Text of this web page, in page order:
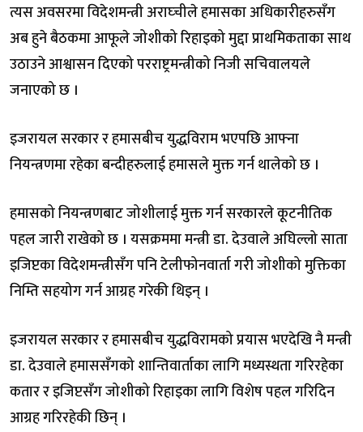
त्यस अवसरमा विदेशमन्त्री अराघ्चीले हमासका अधिकारीहरुसँग
अब हुने बैठकमा आफूले जोशीको रिहाइको मुद्दा प्राथमिकताका साथ
उठाउने आश्वासन दिएको परराष्ट्रमन्त्रीको निजी सचिवालयले
जनाएको छ ।
इजरायल सरकार र हमासबीच युद्धविराम भएपछि आफ्ना
नियन्त्रणमा रहेका बन्दीहरुलाई हमासले मुक्त गर्न थालेको छ ।
हमासको नियन्त्रणबाट जोशीलाई मुक्त गर्न सरकारले कूटनीतिक
पहल जारी राखेको छ । यसक्रममा मन्त्री डा. देउवाले अघिल्लो साता
इजिप्टका विदेशमन्त्रीसँग पनि टेलीफोनवार्ता गरी जोशीको मुक्तिका
निम्ति सहयोग गर्न आग्रह गरेकी थिइन् ।
इजरायल सरकार र हमासबीच युद्धविरामको प्रयास भएदेखि नै मन्त्री
डा. देउवाले हमाससँगको शान्तिवार्ताका लागि मध्यस्थता गरिरहेका
कतार र इजिप्टसँग जोशीको रिहाइका लागि विशेष पहल गरिदिन
आग्रह गरिरहेकी छिन् ।